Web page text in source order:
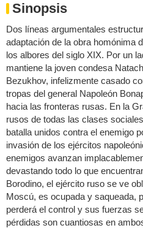
Sinopsis
Dos líneas argumentales
adaptación de la obra homónima
los albores del siglo XIX. Por un
mantiene la joven condesa
Bezukhov, infelizmente casado
tropas del general Napoleón
hacia las fronteras rusas. En la
rusos de todas las clases
batalla unidos contra el enemigo
invasión de los ejércitos
enemigos avanzan
devastando todo lo que
Borodino, el ejército ruso se ve
Moscú, es ocupada y saqueada,
perderá el control y sus fuerzas
pérdidas son cuantiosas en